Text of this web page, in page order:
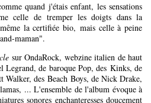
quand j'étais enfant, les sensations
celle de tremper les doigts dans la
la certifiée bio, mais celle à peine
maman".
sur OndaRock, webzine italien de haut
de baroque Pop, des Kinks, de
Walker, des Beach Boys, de Nick Drake,
... L'ensemble de l'album évoque à
sonores enchanteresses doucement